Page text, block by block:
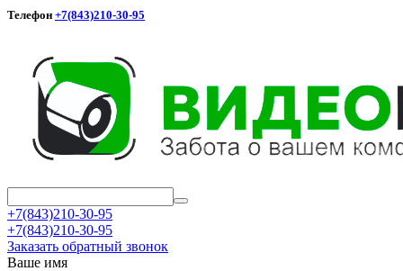
Телефон +7(843)210-30-95
+7(843)210-30-95
+7(843)210-30-95
Заказать обратный звонок
Ваше имя